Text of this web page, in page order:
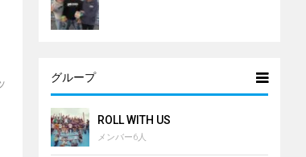
グループ
ROLL WITH US
メンバー6人